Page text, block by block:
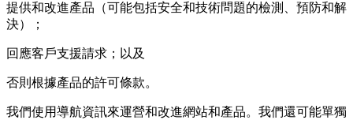
提供和改進產品（可能包括安全和技術問題的檢測、預防和解
決）；
回應客戶支援請求；以及
否則根據產品的許可條款。
我們使用導航資訊來運營和改進網站和產品。我們還可能單獨